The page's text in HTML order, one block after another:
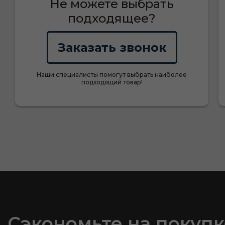
Не можете выбрать
подходящее?
Заказать звонок
Наши специалисты помогут выбрать наиболее
подходящий товар!